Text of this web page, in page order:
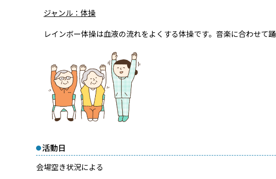
ジャンル：体操
レインボー体操は血液の流れをよくする体操です。音楽に合わせて
活動日
会場空き状況による